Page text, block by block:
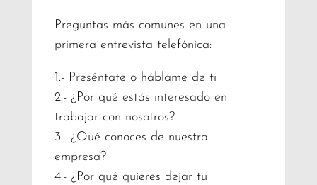
Preguntas más comunes en una
primera entrevista telefónica:
1.- Preséntate o háblame de ti
2.- ¿Por qué estás interesado en
trabajar con nosotros?
3.- ¿Qué conoces de nuestra
empresa?
4.- ¿Por qué quieres dejar tu